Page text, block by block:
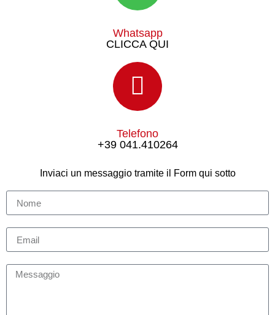
Whatsapp
CLICCA QUI
Telefono
+39 041.410264
Inviaci un messaggio tramite il Form qui sotto